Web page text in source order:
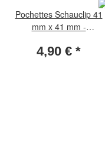
Pochettes Schauclip 41
mm x 41 mm -
pièces)
4,90 € *